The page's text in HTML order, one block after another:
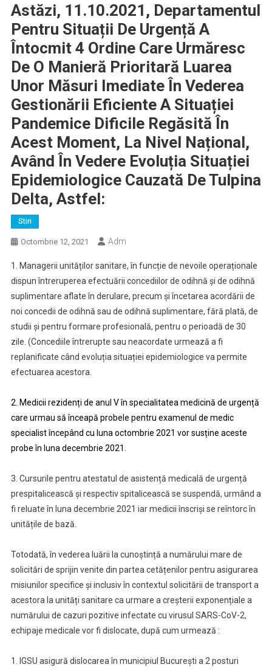
Astăzi, 11.10.2021, Departamentul
Pentru Situații De Urgență A
Întocmit 4 Ordine Care Urmăresc
De O Manieră Prioritară Luarea
Unor Măsuri Imediate În Vederea
Gestionării Eficiente A Situației
Pandemice Dificile Regăsită În
Acest Moment, La Nivel Național,
Având În Vedere Evoluția Situației
Epidemiologice Cauzată De Tulpina
Delta, Astfel:
Stiri
Octombrie 12, 2021 Adm
1. Managerii unităților sanitare, în funcție de nevoile operaționale
dispun întreruperea efectuării concediilor de odihnă și de odihnă
suplimentare aflate în derulare, precum și încetarea acordării de
noi concedii de odihnă sau de odihnă suplimentare, fără plată, de
studii și pentru formare profesională, pentru o perioadă de 30
zile. (Concediile întrerupte sau neacordate urmează a fi
replanificate când evoluția situației epidemiologice va permite
efectuarea acestora.
2. Medicii rezidenți de anul V în specialitatea medicină de urgență
care urmau să înceapă probele pentru examenul de medic
specialist începând cu luna octombrie 2021 vor susține aceste
probe în luna decembrie 2021.
3. Cursurile pentru atestatul de asistență medicală de urgență
prespitalicească și respectiv spitalicească se suspendă, urmând a
fi reluate în luna decembrie 2021 iar medicii înscriși se reîntorc în
unitățile de bază.
Totodată, în vederea luării la cunoștință a numărului mare de
solicitări de sprijin venite din partea cetățenilor pentru asigurarea
misiunilor specifice și inclusiv în contextul solicitării de transport a
acestora la unități sanitare ca urmare a creșterii exponențiale a
numărului de cazuri pozitive infectate cu virusul SARS-CoV-2,
echipaje medicale vor fi dislocate, după cum urmează :
1. IGSU asigură dislocarea în municipiul București a 2 posturi